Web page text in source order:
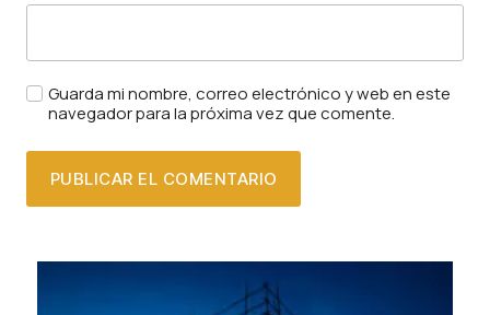
Guarda mi nombre, correo electrónico y web en este
navegador para la próxima vez que comente.